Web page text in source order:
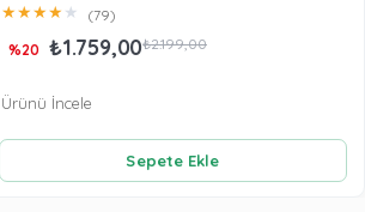
★★★★★ (79)
₺1.759,00₺2.199,00
%20
Sepete Ekle
Ürünü İncele